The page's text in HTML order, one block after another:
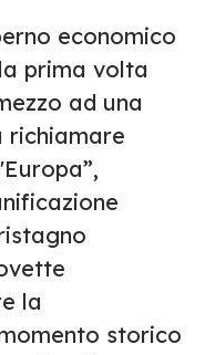
economico
prima volta
ad una
richiamare
la
storico